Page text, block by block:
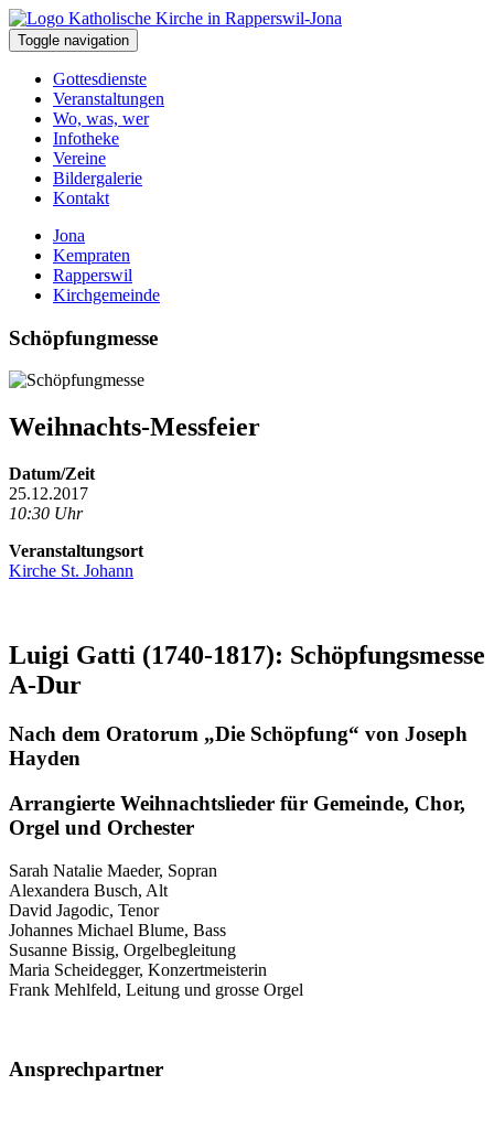
Toggle navigation
Gottesdienste
Veranstaltungen
Wo, was, wer
Infotheke
Vereine
Bildergalerie
Kontakt
Jona
Kempraten
Rapperswil
Kirchgemeinde
Schöpfungmesse
Weihnachts-Messfeier
Datum/Zeit
25.12.2017
10:30 Uhr
Veranstaltungsort
Kirche St. Johann
Luigi Gatti (1740-1817): Schöpfungsmesse
A-Dur
Nach dem Oratorum „Die Schöpfung“ von Joseph
Hayden
Arrangierte Weihnachtslieder für Gemeinde, Chor,
Orgel und Orchester
Sarah Natalie Maeder, Sopran
Alexandera Busch, Alt
David Jagodic, Tenor
Johannes Michael Blume, Bass
Susanne Bissig, Orgelbegleitung
Maria Scheidegger, Konzertmeisterin
Frank Mehlfeld, Leitung und grosse Orgel
Ansprechpartner